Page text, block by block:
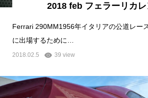
2018 feb フェラーリカ
Ferrari 290MM1956年イタリアの公道レー
に出場するために…
2018.02.5 39 view